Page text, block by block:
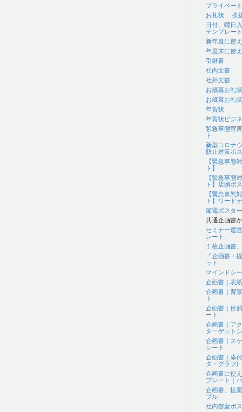
プライベー
お礼状 、挨
日付、曜日
テンプレート
新年度に使
年度末に使
引継書
社内文書
社外文書
お歳暮お礼状
お歳暮お礼
年賀状
年賀状ビジ
緊急事態宣
ト
新型コロナ
防止対策ポ
【緊急事態
ト】
【緊急事態
ト】店頭ポ
【緊急事態
ト】ワード
節電ポスター
共通企画書
セミナー運
レート
１枚企画書
「企画書・
ット
マインドシ
企画書｜表
企画書｜背
ト
企画書｜目
ート
企画書｜ア
ターゲット
企画書｜ス
シート
企画書｜添
タ・グラフ)
企画書に使
プレート｜
企画書、提
プル
社内啓蒙ポ